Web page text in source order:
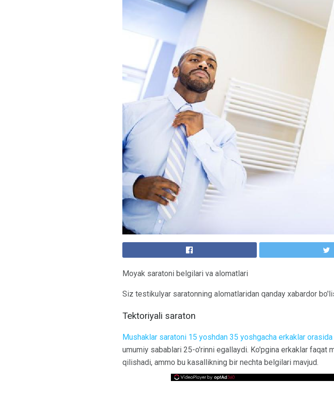
Moyak saratoni belgilari va alomatlari
Siz testikulyar saratonning alomatlaridan qanday xabardor
Tektoriyali saraton
Mushaklar saratoni 15 yoshdan 35 yoshgacha erkaklar
umumiy sabablari 25-o'rinni egallaydi. Ko'pgina erkaklar faqat
qilishadi, ammo bu kasallikning bir nechta belgilari mavjud.